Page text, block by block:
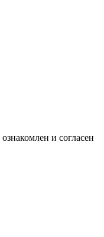
ознакомлен и согласен